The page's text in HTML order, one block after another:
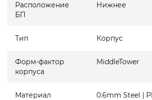
Расположение
БП
Нижнее
Тип Корпус
Форм-фактор
корпуса
MiddleTower
Материал
0.6mm Steel |